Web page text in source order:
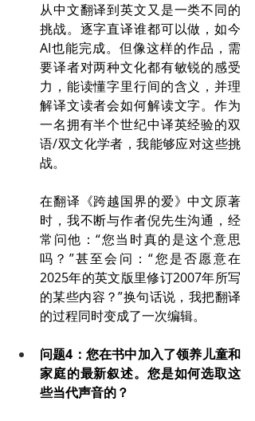
从中文翻译到英文又是一类不同的
挑战。逐字直译谁都可以做，如今
AI也能完成。但像这样的作品，需
要译者对两种文化都有敏锐的感受
力，能读懂字里行间的含义，并理
解译文读者会如何解读文字。作为
一名拥有半个世纪中译英经验的双
语/双文化学者，我能够应对这些挑
战。
在翻译《跨越国界的爱》中文原著
时，我不断与作者倪先生沟通，经
常问他：“您当时真的是这个意思
吗？”甚至会问：“您是否愿意在
2025年的英文版里修订2007年所写
的某些内容？”换句话说，我把翻译
的过程同时变成了一次编辑。
问题4：您在书中加入了领养儿童和
家庭的最新叙述。您是如何选取这
些当代声音的？